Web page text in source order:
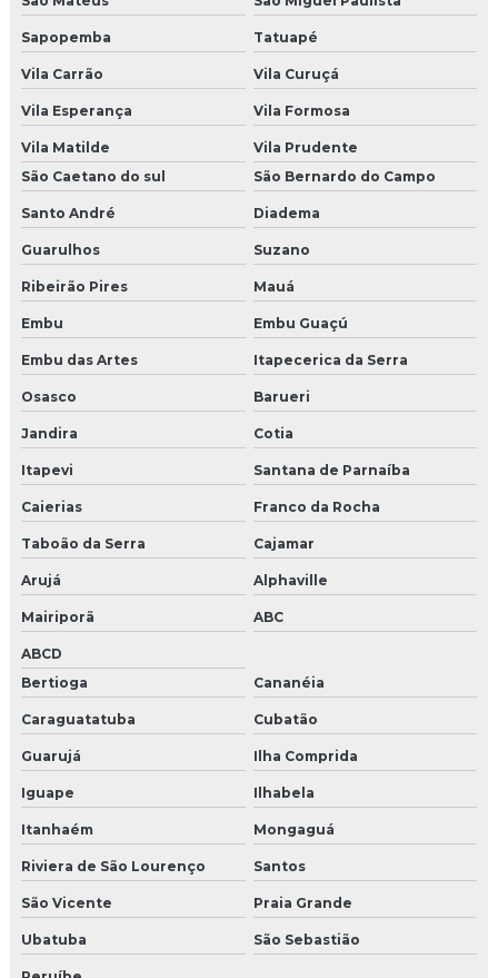
Agencia de endomarketing
Agencia de endomarketing sp
Agencia de incentivo
Empresa de brindes corporativos
Empresa de brindes personalizados sp
Agencia de live marketing
Empresas de brindes promocionais
Empresa que faz pet park
Pet park comprar
Empresa de shows e eventos
Produtora de shows e eventos
Empresas de shows e eventos em sp
Agencia de criação
Agencia de eventos em campinas
Empresa de criação de publicidade
Empresas cenografia em campinas
Gerenciamento de redes sociais para empresas
Agência de eventos experiência
Agência de produção de eventos
Sapopemba Tatuapé
Vila Carrão Vila Curuçá
Vila Esperança Vila Formosa
Vila Matilde
Vila Prudente
São Caetano do sul
São Bernardo do Campo
Santo André Diadema
Guarulhos Suzano
Ribeirão Pires Mauá
Embu Embu Guaçú
Embu das Artes Itapecerica da Serra
Osasco Barueri
Jandira Cotia
Itapevi Santana de Parnaíba
Caierias Franco da Rocha
Taboão da Serra Cajamar
Arujá Alphaville
Mairiporã ABC
ABCD
Bertioga
Cananéia
Caraguatatuba Cubatão
Guarujá Ilha Comprida
Iguape Ilhabela
Itanhaém Mongaguá
Riviera de São Lourenço Santos
São Vicente Praia Grande
Ubatuba São Sebastião